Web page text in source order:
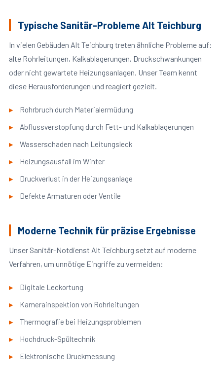
Typische Sanitär-Probleme Alt Teichburg
In vielen Gebäuden Alt Teichburg treten ähnliche Probleme auf:
alte Rohrleitungen, Kalkablagerungen, Druckschwankungen
oder nicht gewartete Heizungsanlagen. Unser Team kennt
diese Herausforderungen und reagiert gezielt.
Rohrbruch durch Materialermüdung
Abflussverstopfung durch Fett- und Kalkablagerungen
Wasserschaden nach Leitungsleck
Heizungsausfall im Winter
Druckverlust in der Heizungsanlage
Defekte Armaturen oder Ventile
Moderne Technik für präzise Ergebnisse
Unser Sanitär-Notdienst Alt Teichburg setzt auf moderne
Verfahren, um unnötige Eingriffe zu vermeiden:
Digitale Leckortung
Kamerainspektion von Rohrleitungen
Thermografie bei Heizungsproblemen
Hochdruck-Spültechnik
Elektronische Druckmessung